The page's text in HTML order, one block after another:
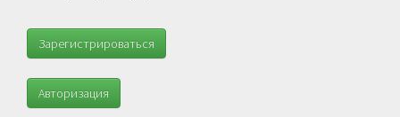
Зарегистрироваться
Авторизация